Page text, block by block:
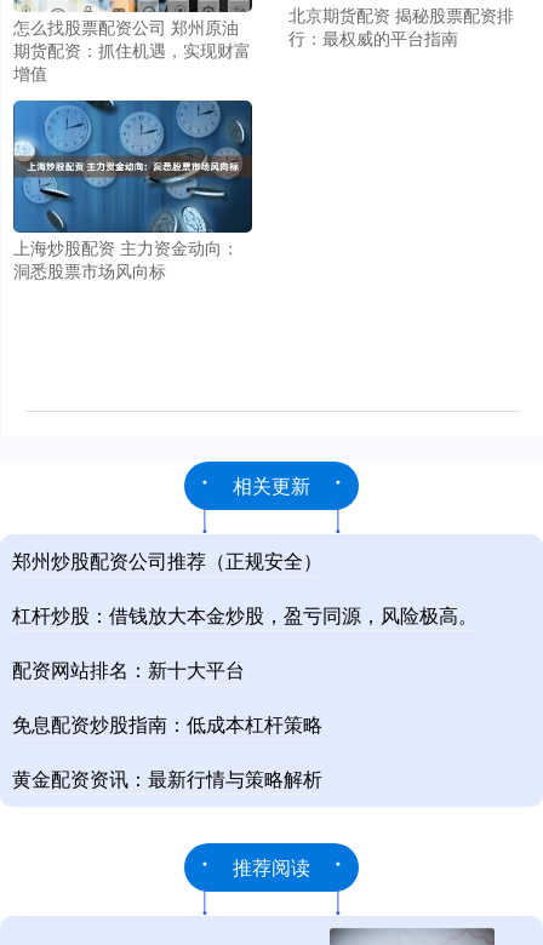
怎么找股票配资公司 郑州原油
期货配资：抓住机遇，实现财富
增值
北京期货配资 揭秘股票配资排
行：最权威的平台指南
上海炒股配资 主力资金动向：
洞悉股票市场风向标
相关更新
郑州炒股配资公司推荐（正规安全）
杠杆炒股：借钱放大本金炒股，盈亏同源，风险极高。
配资网站排名：新十大平台
免息配资炒股指南：低成本杠杆策略
黄金配资资讯：最新行情与策略解析
推荐阅读